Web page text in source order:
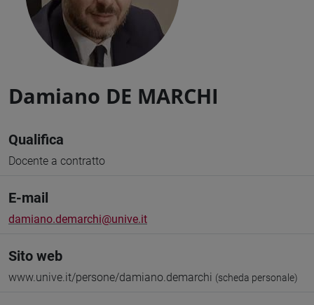
Damiano DE MARCHI
Qualifica
Docente a contratto
E-mail
damiano.demarchi@unive.it
Sito web
www.unive.it/persone/damiano.demarchi (scheda personale)